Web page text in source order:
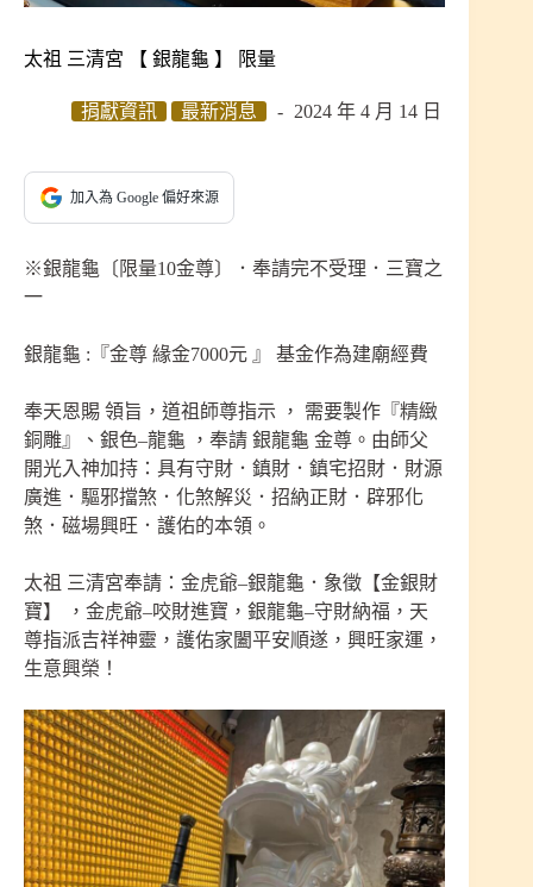
太祖 三清宮 【 銀龍龜 】 限量
捐獻資訊 最新消息 2024 年 4 月 14 日
加入為 Google 偏好來源
※銀龍龜〔限量10金尊〕．奉請完不受理．三寶之
一
銀龍龜 :『金尊 緣金7000元 』 基金作為建廟經費
奉天恩賜 領旨，道祖師尊指示 ， 需要製作『精緻
銅雕』、銀色–龍龜 ，奉請 銀龍龜 金尊。由師父
開光入神加持：具有守財．鎮財．鎮宅招財．財源
廣進．驅邪擋煞．化煞解災．招納正財．辟邪化
煞．磁場興旺．護佑的本領。
太祖 三清宮奉請：金虎爺–銀龍龜．象徵【金銀財
寶】 ，金虎爺–咬財進寶，銀龍龜–守財納福，天
尊指派吉祥神靈，護佑家闔平安順遂，興旺家運，
生意興榮！